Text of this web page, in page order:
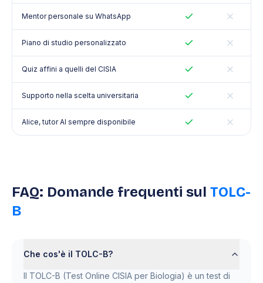
Mentor personale su WhatsApp
Piano di studio personalizzato
Quiz affini a quelli del CISIA
Supporto nella scelta universitaria
Alice, tutor AI sempre disponibile
FAQ: Domande frequenti sul TOLC-
B
Che cos'è il TOLC-B?
Il TOLC-B (Test Online CISIA per Biologia) è un test di